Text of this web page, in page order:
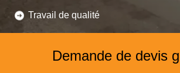
Travail de qualité
Demande de devis